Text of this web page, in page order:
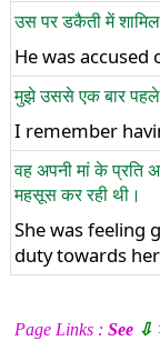
उस पर डकैती में
He was
मुझे उससे एक बार पहले
I remember
वह अपनी मां के प्रति
महसूस कर रही थी।
She was feeling
duty towards
Page Links : See ⇩